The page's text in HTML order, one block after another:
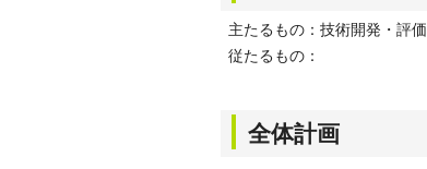
主たるもの：技術開発・評価
従たるもの：
全体計画